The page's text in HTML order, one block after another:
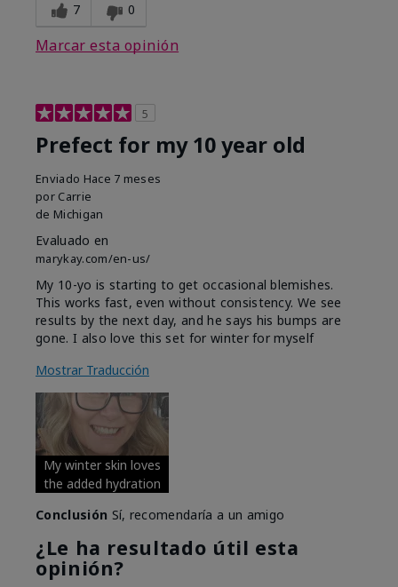
7 0
Marcar esta opinión
5
Prefect for my 10 year old
Enviado Hace 7 meses
por Carrie
de Michigan
Evaluado en
marykay.com/en-us/
My 10-yo is starting to get occasional blemishes.
This works fast, even without consistency. We see
results by the next day, and he says his bumps are
gone. I also love this set for winter for myself
Mostrar Traducción
My winter skin loves
the added hydration
Conclusión Sí, recomendaría a un amigo
¿Le ha resultado útil esta
opinión?